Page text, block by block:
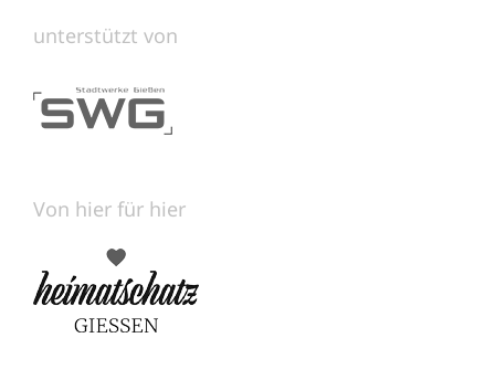
unterstützt von
Von hier für hier